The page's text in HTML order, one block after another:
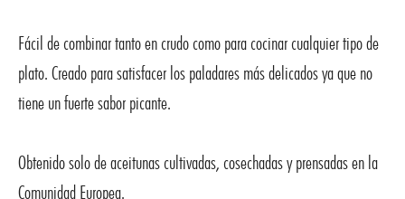
Fácil de combinar tanto en crudo como para cocinar cualquier tipo de
plato. Creado para satisfacer los paladares más delicados ya que no
tiene un fuerte sabor picante.
Obtenido solo de aceitunas cultivadas, cosechadas y prensadas en la
Comunidad Europea.